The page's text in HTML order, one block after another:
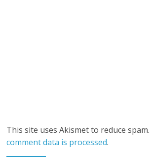
This site uses Akismet to reduce spam.
comment data is processed.